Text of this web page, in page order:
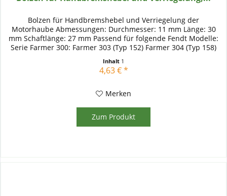
Bolzen für Handbremshebel und Verriegelung der
Motorhaube Abmessungen: Durchmesser: 11 mm Länge: 30
mm Schaftlänge: 27 mm Passend für folgende Fendt Modelle:
Serie Farmer 300: Farmer 303 (Typ 152) Farmer 304 (Typ 158)
Inhalt 1
4,63 € *
Merken
Zum Produkt